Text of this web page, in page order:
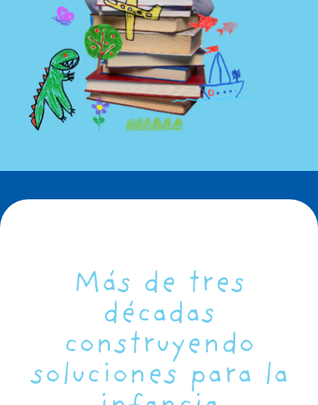
Más de tres
décadas
construyendo
soluciones para la